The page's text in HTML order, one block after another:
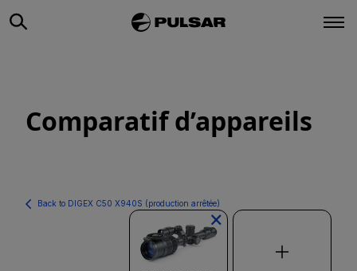
Comparatif d’appareils
Back to DIGEX C50 X940S (production arrêtée)
×